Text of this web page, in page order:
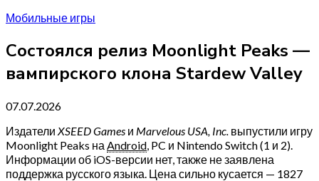
Мобильные игры
Состоялся релиз Moonlight Peaks —
вампирского клона Stardew Valley
07.07.2026
Издатели XSEED Games и Marvelous USA, Inc. выпустили игру
Moonlight Peaks на Android, PC и Nintendo Switch (1 и 2).
Информации об iOS-версии нет, также не заявлена
поддержка русского языка. Цена сильно кусается — 1827